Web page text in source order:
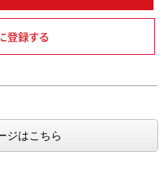
ジはこちら